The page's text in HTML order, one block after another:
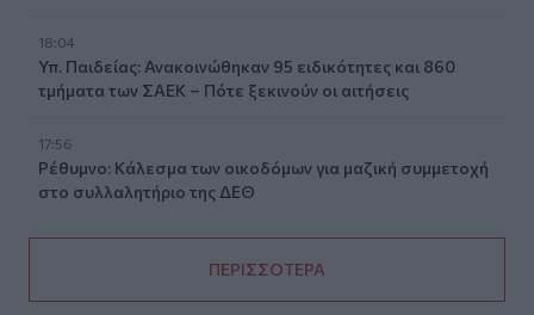
18:04
Υπ. Παιδείας: Ανακοινώθηκαν 95 ειδικότητες και 860
τμήματα των ΣΑΕΚ – Πότε ξεκινούν οι αιτήσεις
17:56
Ρέθυμνο: Κάλεσμα των οικοδόμων για μαζική συμμετοχή
στο συλλαλητήριο της ΔΕΘ
ΠΕΡΙΣΣΟΤΕΡΑ